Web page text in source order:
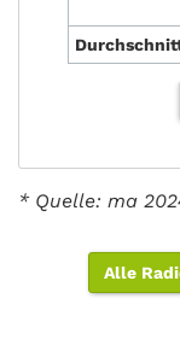
* Quelle: ma
Alle